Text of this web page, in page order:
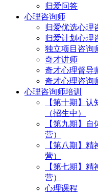
归爱问答
心理咨询师
归爱优选心理
归爱计划心理
独立项目咨询
奇才讲师
奇才心理督导
奇才心理咨询
心理咨询师培训
【第十期】
（招生中）
【第九期】
营）
【第八期】
营）
【第七期】
营）
心理课程